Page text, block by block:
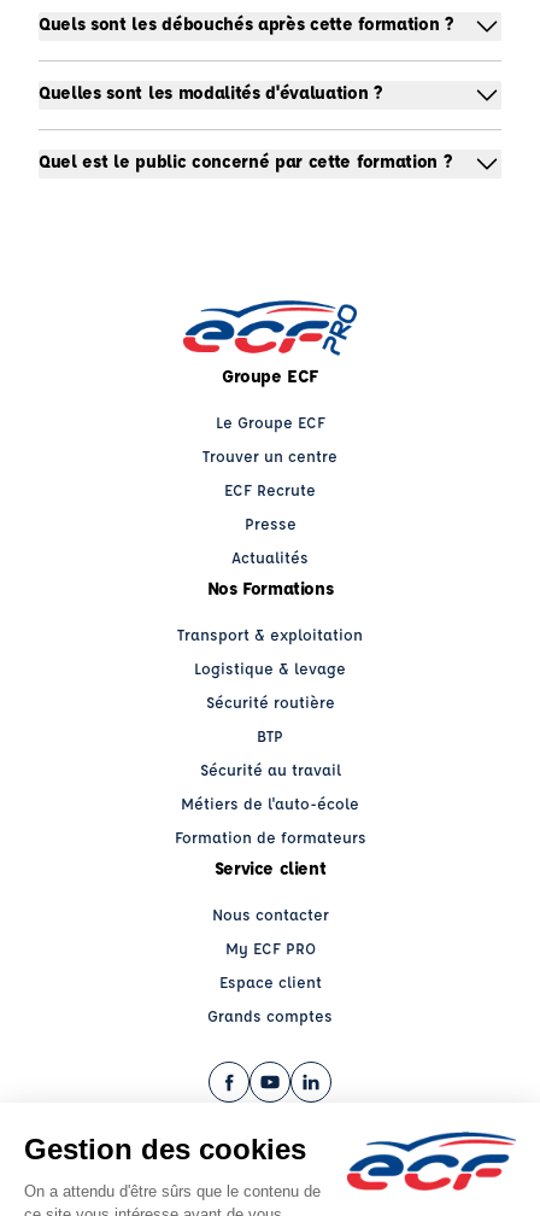
Quels sont les débouchés après cette formation ?
Quelles sont les modalités d'évaluation ?
Quel est le public concerné par cette formation ?
Groupe ECF
Le Groupe ECF
Trouver un centre
ECF Recrute
Presse
Actualités
Nos Formations
Transport & exploitation
Logistique & levage
Sécurité routière
BTP
Sécurité au travail
Métiers de l'auto-école
Formation de formateurs
Service client
Nous contacter
My ECF PRO
Espace client
Grands comptes
Facebook (nouvelle fenêtre)
YouTube (nouvelle fenêtre)
LinkedIn (nouvelle fenêtre)
CGV